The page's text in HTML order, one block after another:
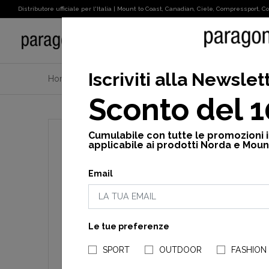
Distributore ufficiale per l'Italia | Mount to Coast, Canadian, Ciele, Compressport,
Home Ciele Cross Pantaloni Men's dly
Iscriviti alla
Sconto del
Cumulabile con tutte le promozioni
applicabile ai prodotti Norda e
Email
Le tue preferenze
SPORT OUTDOOR FASHION